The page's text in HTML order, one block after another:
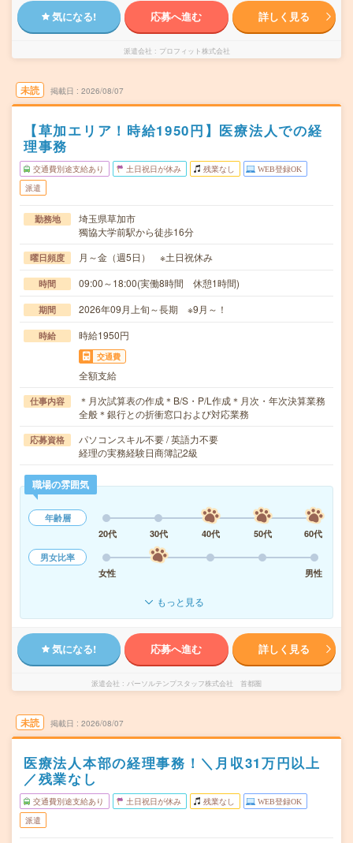
気になる! 応募へ進む 詳しく見る
派遣会社 プロフィット株式会社
未読 掲載日 2026/08/07
【草加エリア！時給1950円】医療法人での経
理事務
交通費別途支給あり 土日祝日が休み 残業なし WEB登録OK
派遣
勤務地
埼玉県草加市
獨協大学前駅から徒歩16分
曜日頻度 月～金（週5日） ※土日祝休み
時間 09:00～18:00(実働8時間 休憩1時間)
期間 2026年09月上旬～長期 ※9月～！
時給 時給1950円
交通費
全額支給
仕事内容
＊月次試算表の作成＊B/S・P/L作成＊月次・年次決算業務
全般＊銀行との折衝窓口および対応業務
応募資格
パソコンスキル不要 / 英語力不要
経理の実務経験日商簿記2級
職場の雰囲気
年齢層
20代
30代 40代 50代
60代
男女比率
女性
男性
もっと見る
気になる! 応募へ進む 詳しく見る
派遣会社 パーソルテンプスタッフ株式会社 首都圏
未読 掲載日 2026/08/07
医療法人本部の経理事務！＼月収31万円以上
／残業なし
交通費別途支給あり 土日祝日が休み 残業なし WEB登録OK
派遣